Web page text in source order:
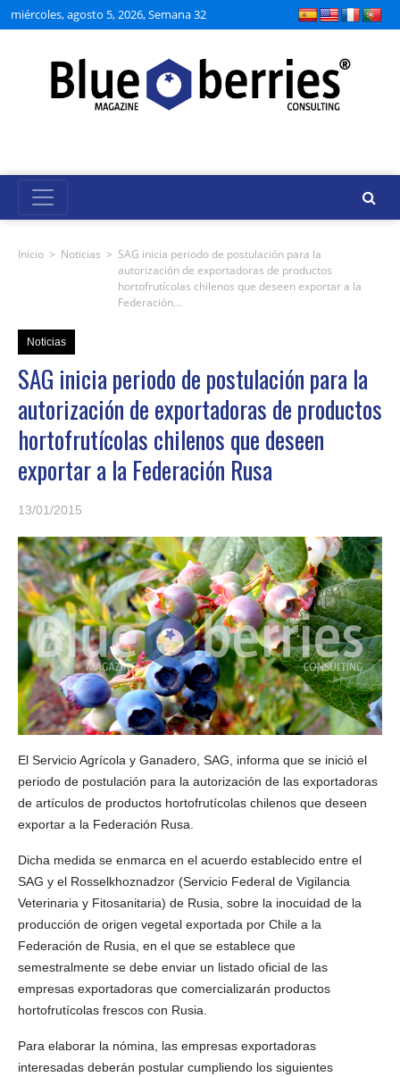
miércoles, agosto 5, 2026, Semana 32
Inicio > Noticias > SAG inicia periodo de postulación para la
autorización de exportadoras de productos
hortofrutícolas chilenos que deseen exportar a la
Federación…
Noticias
SAG inicia periodo de postulación para la
autorización de exportadoras de productos
hortofrutícolas chilenos que deseen
exportar a la Federación Rusa
13/01/2015
El Servicio Agrícola y Ganadero, SAG, informa que se inició el
periodo de postulación para la autorización de las exportadoras
de artículos de productos hortofrutícolas chilenos que deseen
exportar a la Federación Rusa.
Dicha medida se enmarca en el acuerdo establecido entre el
SAG y el Rosselkhoznadzor (Servicio Federal de Vigilancia
Veterinaria y Fitosanitaria) de Rusia, sobre la inocuidad de la
producción de origen vegetal exportada por Chile a la
Federación de Rusia, en el que se establece que
semestralmente se debe enviar un listado oficial de las
empresas exportadoras que comercializarán productos
hortofrutícolas frescos con Rusia.
Para elaborar la nómina, las empresas exportadoras
interesadas deberán postular cumpliendo los siguientes